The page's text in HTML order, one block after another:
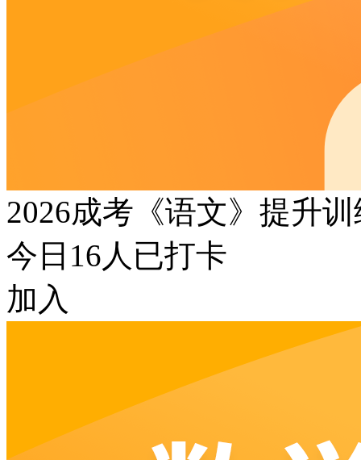
2026成考《语文》提升
今日 16人已打卡
加入